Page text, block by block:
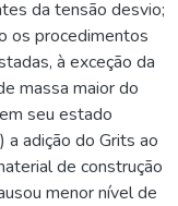
da tensão desvio;
os procedimentos
à exceção da
massa maior do
seu estado
adição do Grits ao
de construção
menor nível de